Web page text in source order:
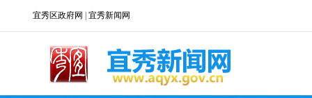
宜秀区政府网 宜秀新闻网